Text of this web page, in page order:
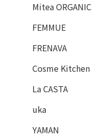
Mitea ORGANIC
FEMMUE
FRENAVA
Cosme Kitchen
La CASTA
uka
YAMAN